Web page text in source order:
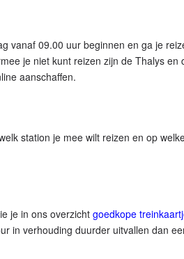
vanaf 09.00 uur beginnen en ga je
je niet kunt reizen zijn de Thalys en
aanschaffen.
station je mee wilt reizen en op
je in ons overzichtgoedkope
verhouding duurder uitvallen dan